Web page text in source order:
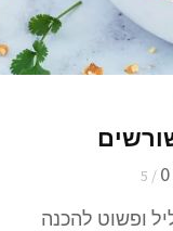
0
/ 5
ופשוט להכנה